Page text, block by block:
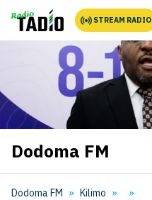
STREAM RADIO
Dodoma FM
Dodoma FM
Kilimo